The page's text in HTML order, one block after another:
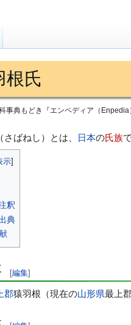
根氏
事典もどき『エンペディア（Enpedia
（さばねし）とは、 日本の氏族
釈
典
[編集]
郡猿羽根（現在の山形県最上郡